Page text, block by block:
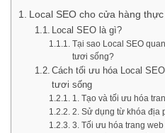
Local SEO cho cửa hàng
Local SEO là gì?
Tại sao Local SEO
tươi sống?
Cách tối ưu hóa Local
tươi sống
1. Tạo và tối ưu hóa
2. Sử dụng từ khóa địa
3. Tối ưu hóa trang web